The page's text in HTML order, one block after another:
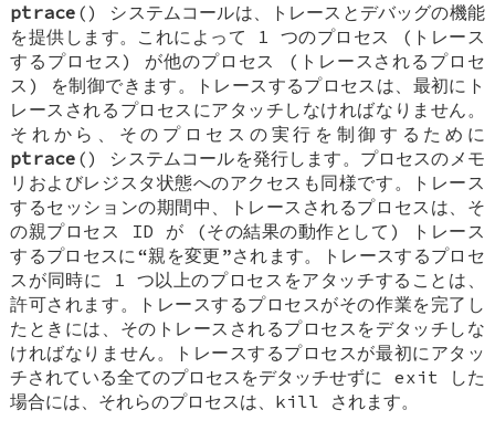
ptrace () システムコールは、トレースとデバッグの機能
を提供します。これによって 1 つのプロセス (トレース
するプロセス) が他のプロセス (トレースされるプロセ
ス) を制御できます。トレースするプロセスは、最初にト
レースされるプロセスにアタッチしなければなりません。
それから、そのプロセスの実行を制御するために
ptrace () システムコールを発行します。プロセスのメモ
リおよびレジスタ状態へのアクセスも同様です。トレース
するセッションの期間中、トレースされるプロセスは、そ
の親プロセス ID が (その結果の動作として) トレース
するプロセスに“親を変更”されます。トレースするプロセ
スが同時に 1 つ以上のプロセスをアタッチすることは、
許可されます。トレースするプロセスがその作業を完了し
たときには、そのトレースされるプロセスをデタッチしな
ければなりません。トレースするプロセスが最初にアタッ
チされている全てのプロセスをデタッチせずに exit した
場合には、それらのプロセスは、kill されます。